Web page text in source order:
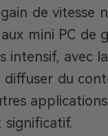
de vitesse
mini PC de
intensif, avec
diffuser du
significatif.